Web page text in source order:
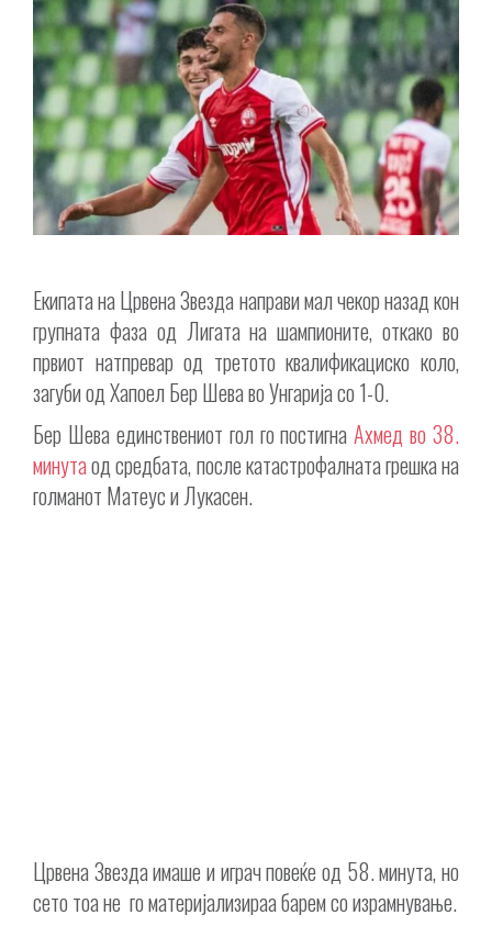
Екипата на Црвена Звезда направи мал чекор назад кон
групната фаза од Лигата на шампионите, откако во
првиот натпревар од третото квалификациско коло,
загуби од Хапоел Бер Шева во Унгарија со 1-0.
Бер Шева единствениот гол го постигнаАхмед во 38.
минутаод средбата, после катастрофалната грешка на
голманот Матеус и Лукасен.
Црвена Звезда имаше и играч повеќе од 58. минута, но
сето тоа не го материјализираа барем со израмнување.